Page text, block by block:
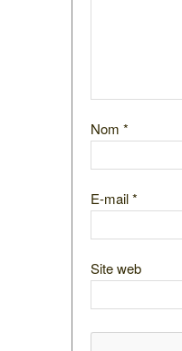
Nom *
E-mail*
Site web